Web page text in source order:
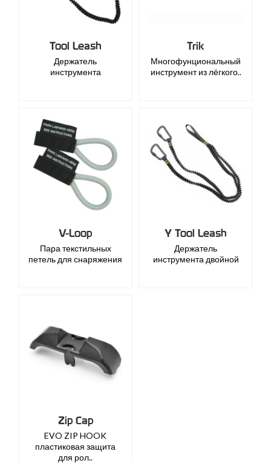
Tool Leash
Держатель
инструмента
Trik
Многофунциональный
инструмент из лёгкого..
V-Loop
Пара текстильных
петель для снаряжения
Y Tool Leash
Держатель
инструмента двойной
Zip Cap
EVO ZIP HOOK
пластиковая защита
для рол..